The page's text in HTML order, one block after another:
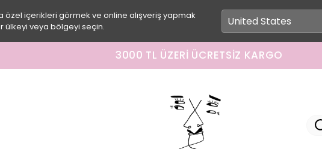
özel içerikleri görmek ve online alışveriş yapmak
ülkeyi veya bölgeyi seçin.
3000 TL ÜZERI ÜCRETSIZ KARGO